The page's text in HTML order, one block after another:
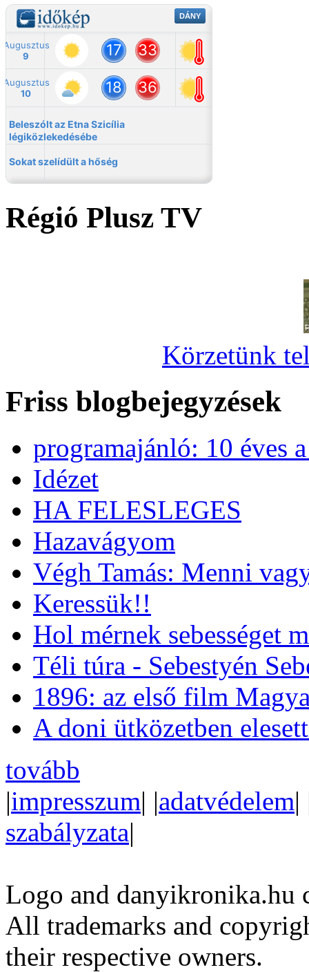
Régió Plusz TV
Körzetünk
Friss blogbejegyzések
programajánló: 10 éves
Idézet
HA FELESLEGES
Hazavágyom
Végh Tamás: Menni
Keressük!!
Hol mérnek sebességet
Téli túra - Sebestyén
1896: az első film
A doni ütközetben
tovább
|impresszum| |adatvédelem|
szabályzata|
Logo and
All trademarks and
their respective owners.